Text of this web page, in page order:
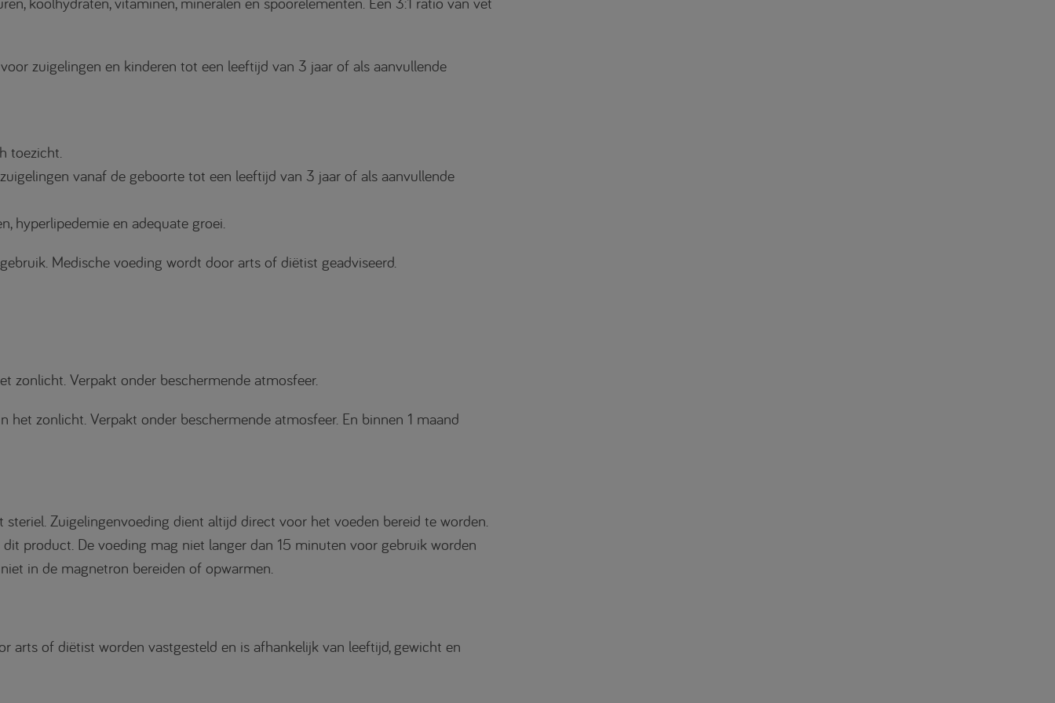
zuigelingen en kinderen tot een leeftijd van 3 jaar of als aanvullende
toezicht.
vanaf de geboorte tot een leeftijd van 3 jaar of als aanvullende
hyperlipedemie en adequate groei.
Medische voeding wordt door arts of diëtist geadviseerd.
zonlicht. Verpakt onder beschermende atmosfeer.
het zonlicht. Verpakt onder beschermende atmosfeer. En binnen 1 maand
Zuigelingenvoeding dient altijd direct voor het voeden bereid te worden.
product. De voeding mag niet langer dan 15 minuten voor gebruik worden
in de magnetron bereiden of opwarmen.
arts of diëtist worden vastgesteld en is afhankelijk van leeftijd, gewicht en